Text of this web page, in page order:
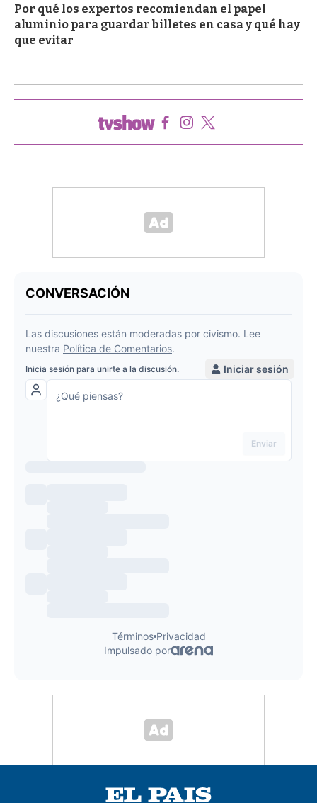
Por qué los expertos recomiendan el papel
aluminio para guardar billetes en casa y qué hay
que evitar